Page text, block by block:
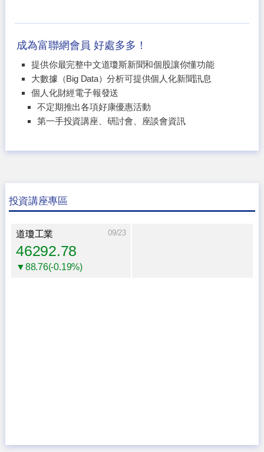
成為富聯網會員 好處多多！
提供你最完整中文道瓊斯新聞和個股讓你懂功能
大數據（Big Data）分析可提供個人化新聞訊息
個人化財經電子報發送
不定期推出各項好康優惠活動
第一手投資講座、研討會、座談會資訊
投資講座專區
道瓊工業 09/23
46292.78
▼88.76(-0.19%)